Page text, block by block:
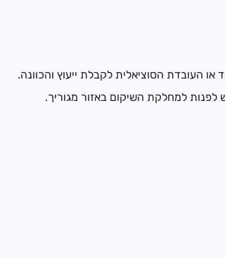
העובדת הסוציאלית לקבלת ייעוץ והכוונה.
לפנות למחלקת השיקום באזור מגוריך.